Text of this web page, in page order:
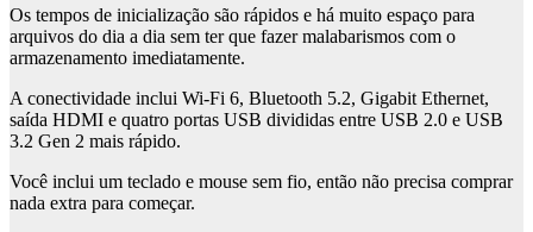
Os tempos de inicialização são rápidos e há muito espaço para
arquivos do dia a dia sem ter que fazer malabarismos com o
armazenamento imediatamente.
A conectividade inclui Wi-Fi 6, Bluetooth 5.2, Gigabit Ethernet,
saída HDMI e quatro portas USB divididas entre USB 2.0 e USB
3.2 Gen 2 mais rápido.
Você inclui um teclado e mouse sem fio, então não precisa comprar
nada extra para começar.